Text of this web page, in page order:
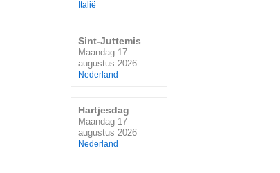
Italië
Sint-Juttemis
Maandag 17
augustus 2026
Nederland
Hartjesdag
Maandag 17
augustus 2026
Nederland